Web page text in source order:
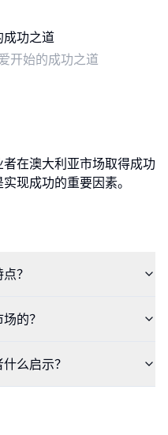
开始的成功之道
在澳大利亚市场取得成功
现成功的重要因素。
？
的？
么启示？